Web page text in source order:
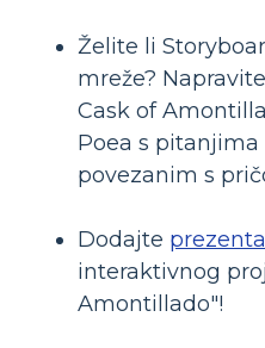
Želite li
mreže?
Cask of
Poea s
povezanim s
Dodajte
interaktivnog
Amontillado"!